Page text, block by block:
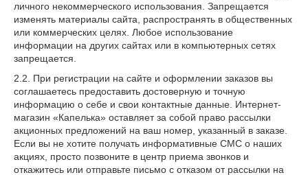
личного некоммерческого использования. Запрещается
изменять материалы сайта, распространять в общественных
или коммерческих целях. Любое использование
информации на других сайтах или в компьютерных сетях
запрещается.
2.2. При регистрации на сайте и оформлении заказов вы
соглашаетесь предоставить достоверную и точную
информацию о себе и свои контактные данные. Интернет-
магазин «Капелька» оставляет за собой право рассылки
акционных предложений на ваш номер, указанный в заказе.
Если вы не хотите получать информативные СМС о наших
акциях, просто позвоните в центр приема звонков и
откажитесь или отправьте письмо с отказом от рассылки на